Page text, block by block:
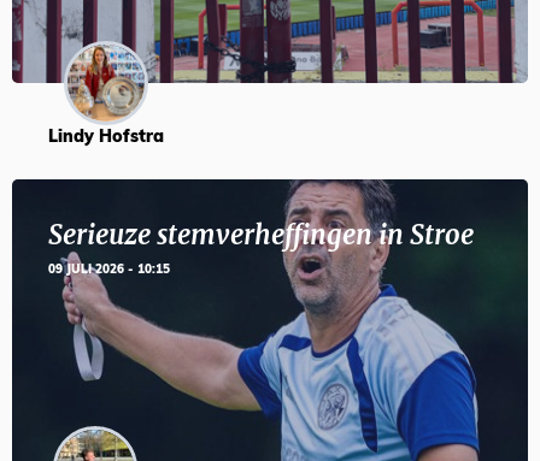
Lindy Hofstra
Serieuze stemverheffingen in Stroe
09 JULI 2026 - 10:15